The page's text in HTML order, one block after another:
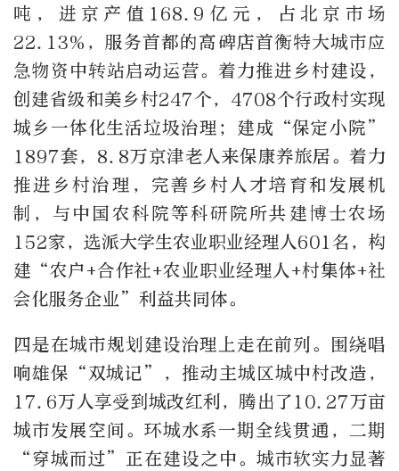
吨，进京产值168.9亿元，占北京市场
22.13%，服务首都的高碑店首衡特大城市应
急物资中转站启动运营。着力推进乡村建设，
创建省级和美乡村247个，4708个行政村实现
城乡一体化生活垃圾治理；建成“保定小院”
1897套，8.8万京津老人来保康养旅居。着力
推进乡村治理，完善乡村人才培育和发展机
制，与中国农科院等科研院所共建博士农场
152家，选派大学生农业职业经理人601名，构
建“农户+合作社+农业职业经理人+村集体+社
会化服务企业”利益共同体。
四是在城市规划建设治理上走在前列。围绕唱
响雄保“双城记”，推动主城区城中村改造，
17.6万人享受到城改红利，腾出了10.27万亩
城市发展空间。环城水系一期全线贯通，二期
“穿城而过”正在建设之中。城市软实力显著